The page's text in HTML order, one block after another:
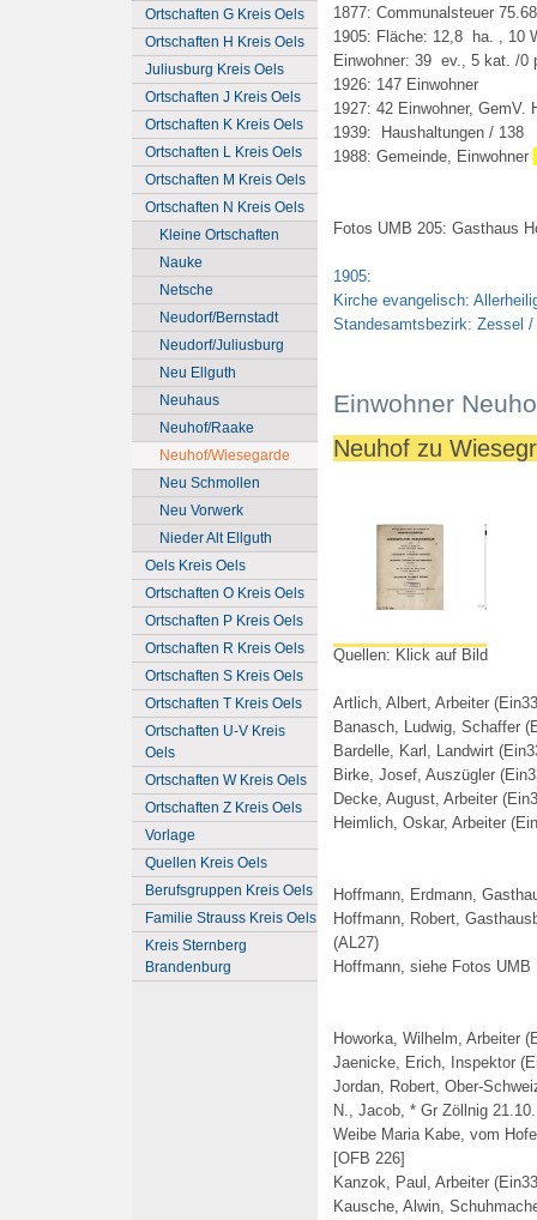
Ortschaften G Kreis Oels
Ortschaften H Kreis Oels
Juliusburg Kreis Oels
Ortschaften J Kreis Oels
Ortschaften K Kreis Oels
Ortschaften L Kreis Oels
Ortschaften M Kreis Oels
Ortschaften N Kreis Oels
Kleine Ortschaften
Nauke
Netsche
Neudorf/Bernstadt
Neudorf/Juliusburg
Neu Ellguth
Neuhaus
Neuhof/Raake
Neuhof/Wiesegarde
Neu Schmollen
Neu Vorwerk
Nieder Alt Ellguth
Oels Kreis Oels
Ortschaften O Kreis Oels
Ortschaften P Kreis Oels
Ortschaften R Kreis Oels
Ortschaften S Kreis Oels
Ortschaften T Kreis Oels
Ortschaften U-V Kreis
Oels
Ortschaften W Kreis Oels
Ortschaften Z Kreis Oels
Vorlage
Quellen Kreis Oels
Berufsgruppen Kreis Oels
Familie Strauss Kreis Oels
Kreis Sternberg
Brandenburg
1877: Communalsteuer
1905: Fläche: 12,8 ha. , 10
Einwohner: 39 ev., 5 kat. /0
1926: 147 Einwohner
1927: 42 Einwohner, GemV.
1939: Haushaltungen /
1988: Gemeinde, Einwohner
Fotos UMB 205: Gasthaus
1905:
Kirche evangelisch:
Standesamtsbezirk: Zessel
Einwohner
Neuhof zu
Quellen: Klick auf Bild
Artlich, Albert, Arbeiter
Banasch, Ludwig, Schaffer
Bardelle, Karl, Landwirt
Birke, Josef, Auszügler
Decke, August, Arbeiter
Heimlich, Oskar, Arbeiter
Hoffmann, Erdmann,
Hoffmann, Robert,
(AL27)
Hoffmann, siehe Fotos UMB
Howorka, Wilhelm, Arbeiter
Jaenicke, Erich, Inspektor
Jordan, Robert, Ober-
N., Jacob, * Gr Zöllnig
Weibe Maria Kabe, vom
[OFB 226]
Kanzok, Paul, Arbeiter
Kausche, Alwin,